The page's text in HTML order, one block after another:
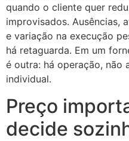
quando o cliente quer
improvisados. Ausências,
e variação na execução
há retaguarda. Em um
é outra: há operação, não
individual.
Preço
decide